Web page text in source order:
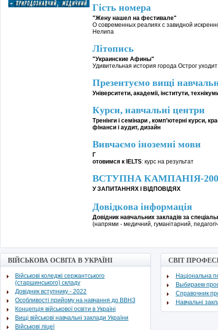
Гість номера
"Жену нашел на фестивале"
О современных реалиях с завидной
Нелипа
Літопись
"Украинские Афины"
Удивительная история города Острог
Презентуємо вищі
Університети, академії, інститути,
Курси, навчальні центри
Тренінги і семінари , комп’ютерні курси,
фінанси і аудит, дизайн
Вивчаємо іноземні мови
Г
отовимся к IELTS: курс на результат
ВСТУПНА КАМПАНІЯ-
УЗАПИТАННЯХ І ВІДПОВІДЯХ
Довідкова інформація
Довідник навчальних закладів за
(напрями - медичний, гуманітарний,
ВІЙСЬКОВА ОСВІТА В УКРАЇНІ
Військові коледжі сержантського
(старшинського) складу
Довідник вступнику - 2022
Особливості прийому на навчання до ВВНЗ
Концепція військової освіти в Україні
Вищі військові навчальні заклади України
Військові ліцеї
СВІТ
Національна
Выбираем
Cправочник
Навчальні